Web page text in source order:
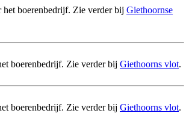
het boerenbedrijf. Zie verder bij Giethoornse
boerenbedrijf. Zie verder bij Giethoorns vlot.
boerenbedrijf. Zie verder bij Giethoorns vlot.